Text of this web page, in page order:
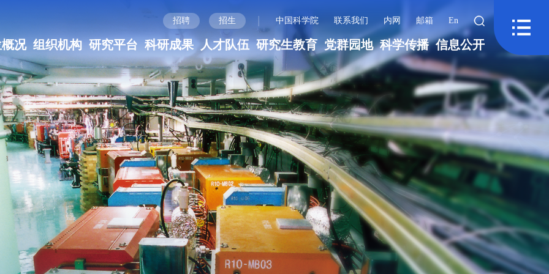
招聘 招生 | 中国科学院 联系我们 内网 邮箱 En
况 组织机构 研究平台 科研成果 人才队伍 研究生教育 党群园地 科学传播 信息公开